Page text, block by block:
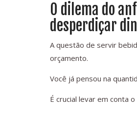
O dilema do
desperdiçar
A questão de servir
orçamento.
Você já pensou na
É crucial levar em conta